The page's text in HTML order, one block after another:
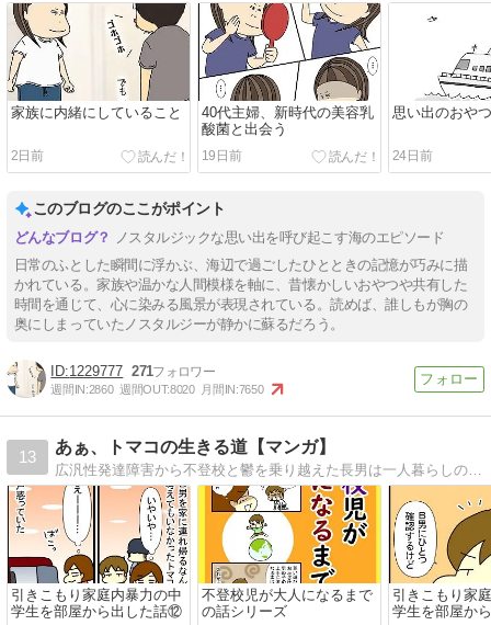
家族に内緒にしていること
2日前
40代主婦、新時代の美容乳
酸菌と出会う
19日前
思い出のおや
24日前
このブログのここがポイント
ノスタルジックな思い出を呼び起こす海のエピソード
日常のふとした瞬間に浮かぶ、海辺で過ごしたひとときの記憶が巧みに描
かれている。家族や温かな人間模様を軸に、昔懐かしいおやつや共有した
時間を通じて、心に染みる風景が表現されている。読めば、誰しもが胸の
奥にしまっていたノスタルジーが静かに蘇るだろう。
1229777 271
週間IN:2860 週間OUT:8020 月間IN:7650
13
あぁ、トマコの生きる道【マンガ】
広汎性発達障害から不登校と鬱を乗り越えた長男は一人暮らしの社会人二年生。ADHDを抱えた次男は社会人一年生。発達障害３兄弟を育てる母トマコの４〜１６コママンガ。
引きこもり家庭内暴力の中
学生を部屋から出した話⑫
不登校児が大人になるまで
の話シリーズ
引きこもり家
学生を部屋か